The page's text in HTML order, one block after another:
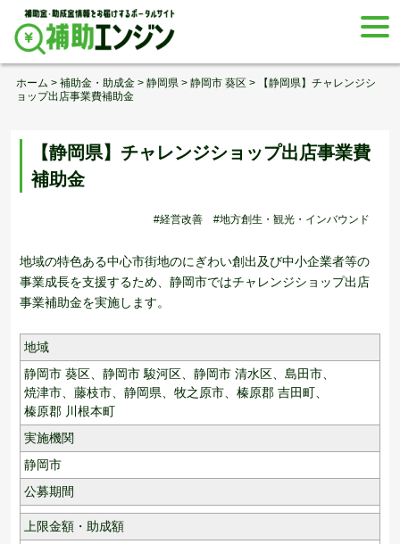
Skip
content
ホーム > 補助金・助成金 > 静岡県 > 静岡市 葵区 >
【静岡県】チャレンジシ
ョップ出店事業費補助金
【静岡県】チャレンジショップ出店事業費
補助金
#経営改善 #地方創生・観光・インバウンド
地域の特色ある中心市街地のにぎわい創出及び中小企業者等の
事業成長を支援するため、静岡市ではチャレンジショップ出店
事業補助金を実施します。
地域
静岡市 葵区、 静岡市 駿河区、 静岡市 清水区、 島田市、
焼津市、 藤枝市、 静岡県、 牧之原市、 榛原郡 吉田町、
榛原郡 川根本町
実施機関
静岡市
公募期間
上限金額・助成額